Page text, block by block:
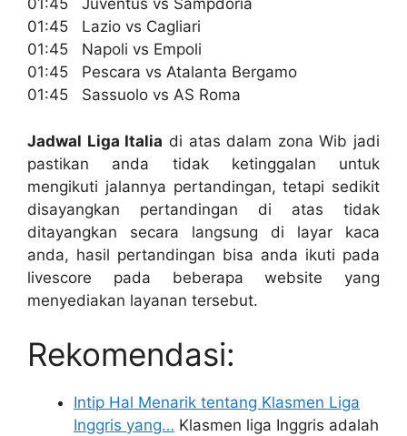
01:45 Juventus vs Sampdoria
01:45 Lazio vs Cagliari
01:45 Napoli vs Empoli
01:45 Pescara vs Atalanta Bergamo
01:45 Sassuolo vs AS Roma
Jadwal Liga Italia di atas dalam zona Wib jadi
pastikan anda tidak ketinggalan untuk
mengikuti jalannya pertandingan, tetapi sedikit
disayangkan pertandingan di atas tidak
ditayangkan secara langsung di layar kaca
anda, hasil pertandingan bisa anda ikuti pada
livescore pada beberapa website yang
menyediakan layanan tersebut.
Rekomendasi:
Intip Hal Menarik tentang Klasmen Liga
Inggris yang… Klasmen liga Inggris adalah